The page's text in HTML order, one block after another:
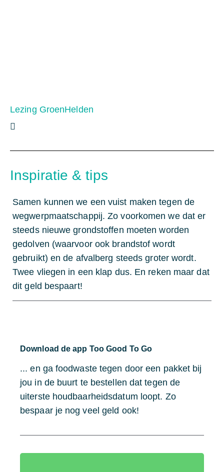
Lezing GroenHelden
Inspiratie & tips
Samen kunnen we een vuist maken tegen de
wegwerpmaatschappij. Zo voorkomen we dat er
steeds nieuwe grondstoffen moeten worden
gedolven (waarvoor ook brandstof wordt
gebruikt) en de afvalberg steeds groter wordt.
Twee vliegen in een klap dus. En reken maar dat
dit geld bespaart!
Download de app Too Good To Go
... en ga foodwaste tegen door een pakket bij
jou in de buurt te bestellen dat tegen de
uiterste houdbaarheidsdatum loopt. Zo
bespaar je nog veel geld ook!